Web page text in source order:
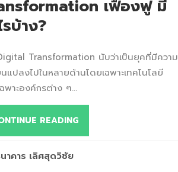
เฟื่องฟู มี
รบ้าง?
Transformation นับว่าเป็นยุคที่มีความ
แปลงไปในหลายด้านโดยเฉพาะเทคโนโลยี
พาะองค์กรต่าง ๆ...
READING
าคาร เลิศสุดวิชัย